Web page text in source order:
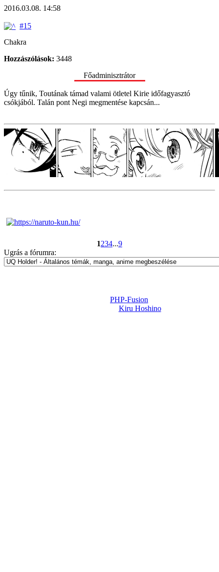
2016.03.08. 14:58
#15
Chakra
Hozzászólások: 3448
Főadminisztrátor
Úgy tűnik, Toutának támad valami ötletel Kirie időfagyasztó
csókjából. Talán pont Negi megmentése kapcsán...
1234...9
Ugrás a fórumra:
PHP-Fusion
Kiru Hoshino